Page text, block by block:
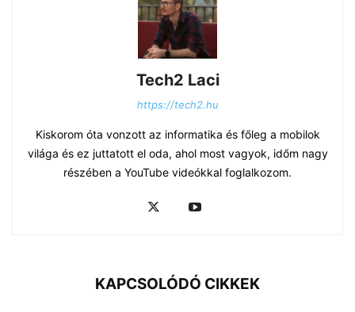
Tech2 Laci
https://tech2.hu
Kiskorom óta vonzott az informatika és főleg a mobilok
világa és ez juttatott el oda, ahol most vagyok, időm nagy
részében a YouTube videókkal foglalkozom.
KAPCSOLÓDÓ CIKKEK